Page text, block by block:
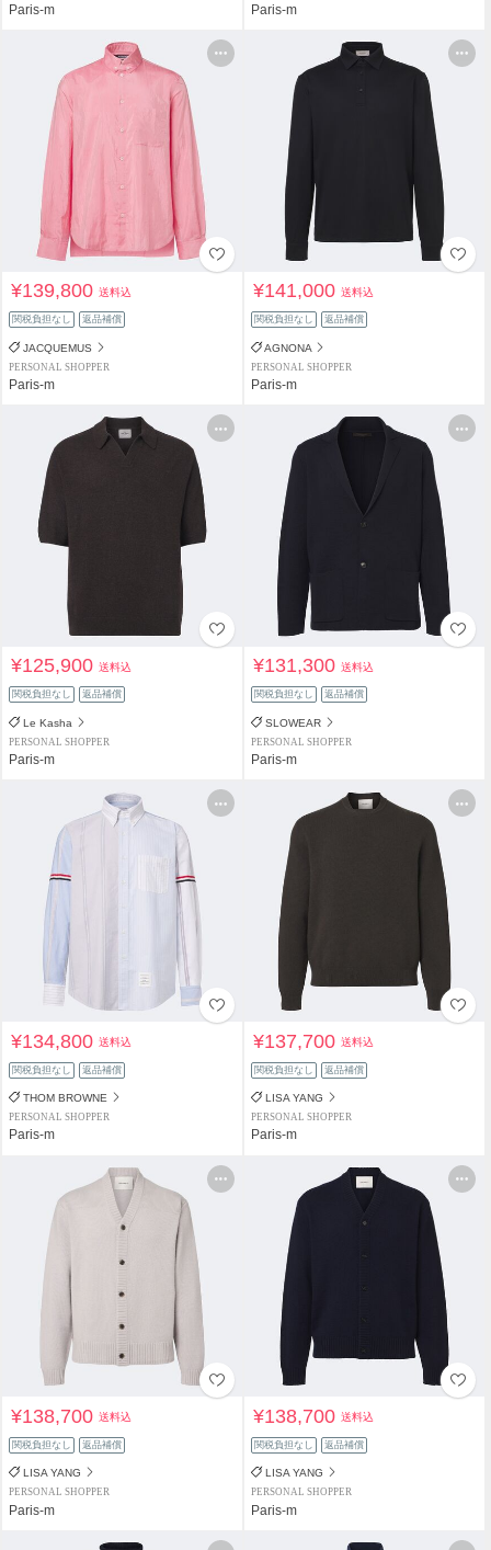
Paris-m Paris-m
¥139,800送料込
関税負担なし 返品補償
JACQUEMUS
PERSONAL SHOPPER
Paris-m
¥141,000送料込
関税負担なし 返品補償
AGNONA
PERSONAL SHOPPER
Paris-m
¥125,900送料込
関税負担なし 返品補償
Le Kasha
PERSONAL SHOPPER
Paris-m
¥131,300送料込
関税負担なし 返品補償
SLOWEAR
PERSONAL SHOPPER
Paris-m
¥134,800送料込
関税負担なし 返品補償
THOM BROWNE
PERSONAL SHOPPER
Paris-m
¥137,700送料込
関税負担なし 返品補償
LISA YANG
PERSONAL SHOPPER
Paris-m
¥138,700送料込
関税負担なし 返品補償
LISA YANG
PERSONAL SHOPPER
Paris-m
¥138,700送料込
関税負担なし 返品補償
LISA YANG
PERSONAL SHOPPER
Paris-m